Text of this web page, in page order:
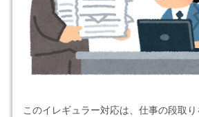
このイレギュラー対応は、仕事の段取